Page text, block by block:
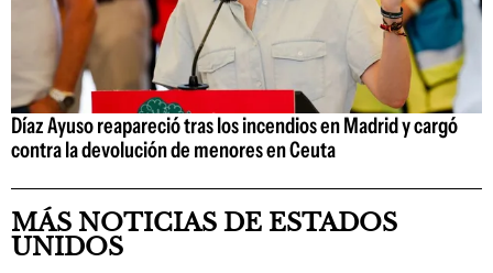
Díaz Ayuso reapareció tras los incendios en Madrid y cargó
contra la devolución de menores en Ceuta
MÁS NOTICIAS DE ESTADOS
UNIDOS